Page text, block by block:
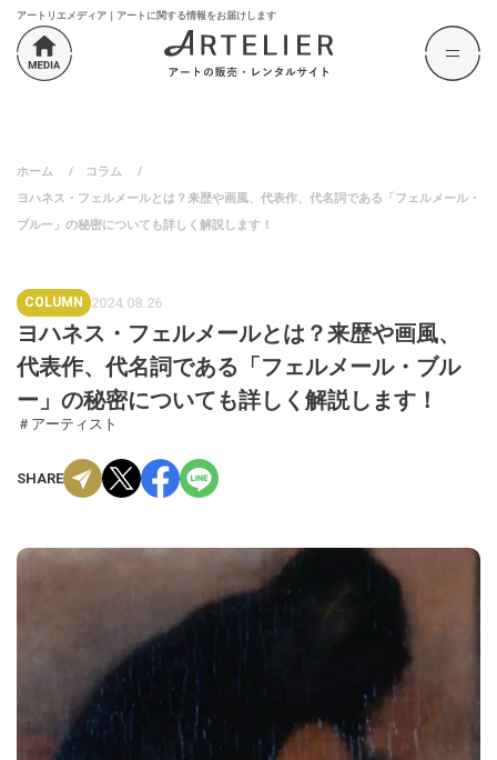
アートリエメディア｜アートに関する情報をお届けします
ホーム / コラム /
ヨハネス・フェルメールとは？来歴や画風、代表作、代名詞である「フェルメール・
ブルー」の秘密についても詳しく解説します！
COLUMN 2024.08.26
ヨハネス・フェルメールとは？来歴や画風、
代表作、代名詞である「フェルメール・ブル
ー」の秘密についても詳しく解説します！
＃アーティスト
SHARE